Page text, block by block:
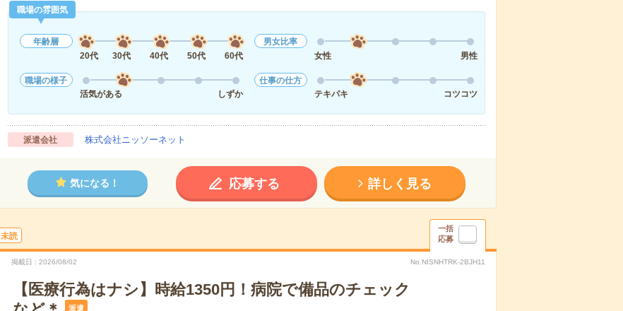
職場の雰囲気
年齢層
20代
30代 40代 50代 60代
男女比率
女性
男性
職場の様子
活気がある
しずか
仕事の仕方
テキパキ
コツコツ
派遣会社 株式会社ニッソーネット
気になる！ 応募する 詳しく見る
未読
一括
応募
掲載日 2026/08/02 No.NISNHTRK-2BJH11
【医療行為はナシ】時給1350円！病院で備品のチェック
派遣